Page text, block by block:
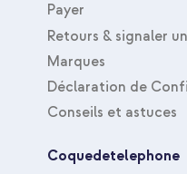
Payer
Retours & signaler
Marques
Déclaration de
Conseils et astuces
Coquedetelephone